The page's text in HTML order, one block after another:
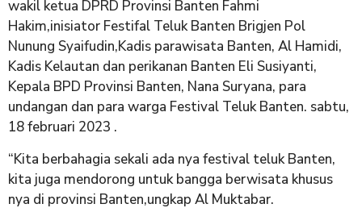
wakil ketua DPRD Provinsi Banten Fahmi
Hakim,inisiator Festifal Teluk Banten Brigjen Pol
Nunung Syaifudin,Kadis parawisata Banten, Al Hamidi,
Kadis Kelautan dan perikanan Banten Eli Susiyanti,
Kepala BPD Provinsi Banten, Nana Suryana, para
undangan dan para warga Festival Teluk Banten. sabtu,
18 februari 2023 .
“Kita berbahagia sekali ada nya festival teluk Banten,
kita juga mendorong untuk bangga berwisata khusus
nya di provinsi Banten,ungkap Al Muktabar.